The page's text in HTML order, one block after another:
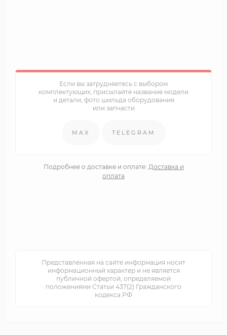
Если вы затрудняетесь с выбором
комплектующих, присылайте название модели
и детали, фото шильда оборудования
или запчасти
MAX TELEGRAM
Подробнее о доставке и оплате: Доставка и
оплата
Представленная на сайте информация носит
информационный характер и не является
публичной офертой, определяемой
положениями Статьи 437(2) Гражданского
кодекса РФ